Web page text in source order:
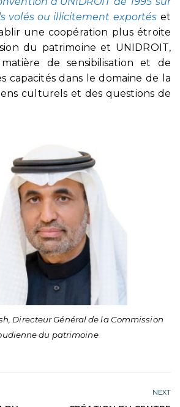
volés ou illicitement exportés et
une coopération plus étroite
du patrimoine et UNIDROIT,
de sensibilisation et de
capacités dans le domaine de la
culturels et des questions de
Directeur Général de la Commission
du patrimoine
NEXT